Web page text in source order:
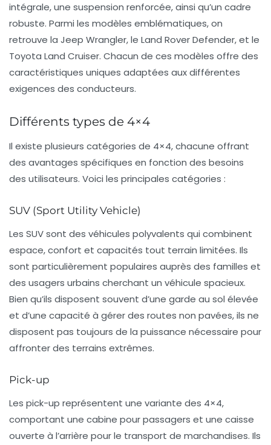
intégrale, une suspension renforcée, ainsi qu’un cadre
robuste. Parmi les modèles emblématiques, on
retrouve la Jeep Wrangler, le Land Rover Defender, et le
Toyota Land Cruiser. Chacun de ces modèles offre des
caractéristiques uniques adaptées aux différentes
exigences des conducteurs.
Différents types de 4×4
Il existe plusieurs catégories de 4×4, chacune offrant
des avantages spécifiques en fonction des besoins
des utilisateurs. Voici les principales catégories :
SUV (Sport Utility Vehicle)
Les SUVsont des véhicules polyvalents qui combinent
espace, confort et capacités tout terrain limitées. Ils
sont particulièrement populaires auprès des familles et
des usagers urbains cherchant un véhicule spacieux.
Bien qu’ils disposent souvent d’une garde au sol élevée
et d’une capacité à gérer des routes non pavées, ils ne
disposent pas toujours de la puissance nécessaire pour
affronter des terrains extrêmes.
Pick-up
Les pick-up représentent une variante des 4×4,
comportant une cabine pour passagers et une caisse
ouverte à l’arrière pour le transport de marchandises. Ils